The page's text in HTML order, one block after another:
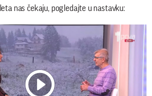
nas čekaju, pogledajte u nastavku: